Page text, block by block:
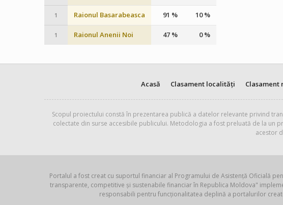
1 Raionul Basarabeasca 91 % 10 %
1 Raionul Anenii Noi 47 % 0 %
Acasă Clasament localități Clasament
Scopul proiectului constă în prezentarea publică a datelor relevante privind
colectate din surse accesibile publicului. Metodologia a fost preluată de la un
acestor
Portalul a fost creat cu suportul financiar al Programului de Asistență Oficială
transparente, competitive și sustenabile financiar în Republica Moldova"
responsabili pentru funcționalitatea deplină a portalurilor